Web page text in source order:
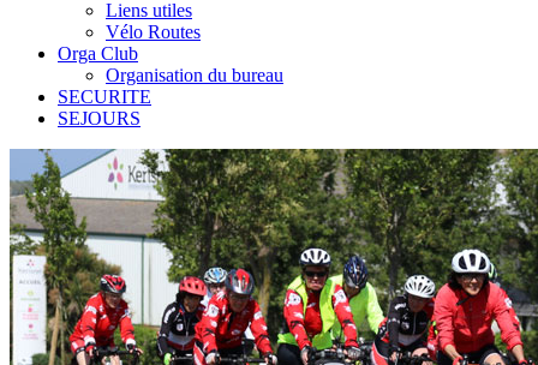
Liens utiles
Vélo Routes
Orga Club
Organisation du bureau
SECURITE
SEJOURS